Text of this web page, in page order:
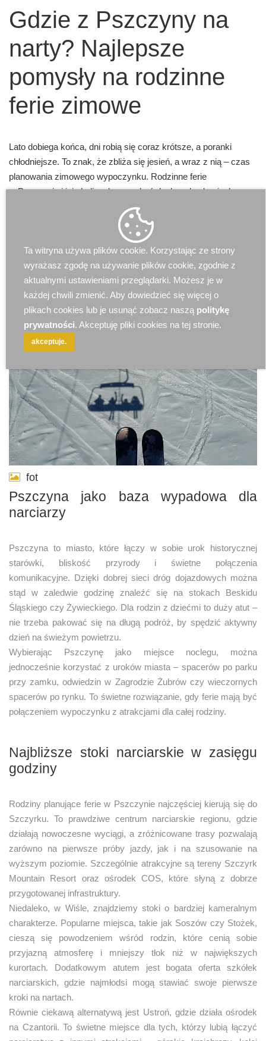
Gdzie z Pszczyny na
narty? Najlepsze
pomysły na rodzinne
ferie zimowe
Lato dobiega końca, dni robią się coraz krótsze, a poranki
chłodniejsze. To znak, że zbliża się jesień, a wraz z nią – czas
planowania zimowego wypoczynku. Rodzinne ferie
w Pszczynie i jej okolicach mogą być doskonałą okazją, by
odkryć uroki białego szaleństwa. Choć samo miasto nie ma
stoku narciarskiego, to jednak jego lokalizacja sprawia, że jest
idealną bazą wypadową do zimowych atrakcji regionu.
2025-09-16 10:46:59
Art Partnera 28753884
fot
Pszczyna jako baza wypadowa dla
narciarzy
Pszczyna to miasto, które łączy w sobie urok historycznej
starówki, bliskość przyrody i świetne połączenia
komunikacyjne. Dzięki dobrej sieci dróg dojazdowych można
stąd w zaledwie godzinę znaleźć się na stokach Beskidu
Śląskiego czy Żywieckiego. Dla rodzin z dziećmi to duży atut –
nie trzeba pakować się na długą podróż, by spędzić aktywny
dzień na świeżym powietrzu.
Wybierając Pszczynę jako miejsce noclegu, można
jednocześnie korzystać z uroków miasta – spacerów po parku
przy zamku, odwiedzin w Zagrodzie Żubrów czy wieczornych
spacerów po rynku. To świetne rozwiązanie, gdy ferie mają być
połączeniem wypoczynku z atrakcjami dla całej rodziny.
Najbliższe stoki narciarskie w zasięgu
godziny
Rodziny planujące ferie w Pszczynie najczęściej kierują się do
Szczyrku. To prawdziwe centrum narciarskie regionu, gdzie
działają nowoczesne wyciągi, a zróżnicowane trasy pozwalają
zarówno na pierwsze próby jazdy, jak i na szusowanie na
wyższym poziomie. Szczególnie atrakcyjne są tereny Szczyrk
Mountain Resort oraz ośrodek COS, które słyną z dobrze
przygotowanej infrastruktury.
Niedaleko, w Wiśle, znajdziemy stoki o bardziej kameralnym
charakterze. Popularne miejsca, takie jak Soszów czy Stożek,
cieszą się powodzeniem wśród rodzin, które cenią sobie
przyjazną atmosferę i mniejszy tłok niż w największych
kurortach. Dodatkowym atutem jest bogata oferta szkółek
narciarskich, gdzie najmłodsi mogą stawiać swoje pierwsze
kroki na nartach.
Równie ciekawą alternatywą jest Ustroń, gdzie działa ośrodek
na Czantorii. To świetne miejsce dla tych, którzy lubią łączyć
Ta witryna używa plików cookie. Korzystając ze strony
wyrażasz zgodę na używanie plików cookie, zgodnie z
aktualnymi ustawieniami przeglądarki. Możesz je w
każdej chwili zmienić. Aby dowiedzieć się więcej o
plikach cookies lub je usunąć zobacz naszą politykę
prywatności. Akceptuję pliki cookies na tej stronie.
akceptuje.